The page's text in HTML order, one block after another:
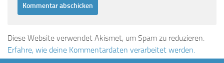
Diese Website verwendet Akismet, um Spam zu reduzieren.
Erfahre, wie deine Kommentardaten verarbeitet werden.